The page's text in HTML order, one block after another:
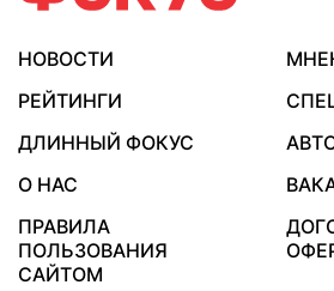
НОВОСТИ
РЕЙТИНГИ
ДЛИННЫЙ ФОКУС
О НАС
ПРАВИЛА
ПОЛЬЗОВАНИЯ
САЙТОМ